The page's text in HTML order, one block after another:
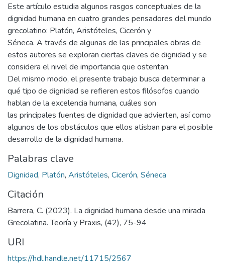
Este artículo estudia algunos rasgos conceptuales de la
dignidad humana en cuatro grandes pensadores del mundo
grecolatino: Platón, Aristóteles, Cicerón y
Séneca. A través de algunas de las principales obras de
estos autores se exploran ciertas claves de dignidad y se
considera el nivel de importancia que ostentan.
Del mismo modo, el presente trabajo busca determinar a
qué tipo de dignidad se refieren estos filósofos cuando
hablan de la excelencia humana, cuáles son
las principales fuentes de dignidad que advierten, así como
algunos de los obstáculos que ellos atisban para el posible
desarrollo de la dignidad humana.
Palabras clave
Dignidad, Platón, Aristóteles, Cicerón, Séneca
Citación
Barrera, C. (2023). La dignidad humana desde una mirada
Grecolatina. Teoría y Praxis, (42), 75-94
URI
https://hdl.handle.net/11715/2567